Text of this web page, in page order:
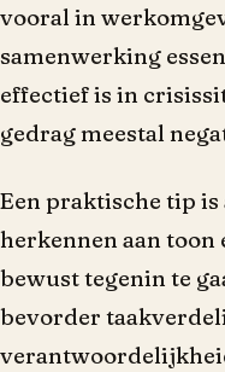
vooral in
samenwerking
effectief is in
gedrag meestal
Een praktische tip
herkennen aan
bewust tegenin te
bevorder